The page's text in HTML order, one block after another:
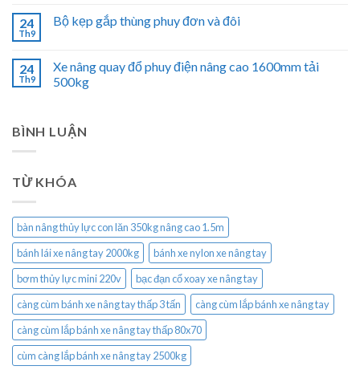
24
Th9
Bộ kẹp gắp thùng phuy đơn và đôi
24
Th9
Xe nâng quay đổ phuy điện nâng cao 1600mm tải
500kg
BÌNH LUẬN
TỪ KHÓA
bàn nâng thủy lực con lăn 350kg nâng cao 1.5m
bánh lái xe nâng tay 2000kg
bánh xe nylon xe nâng tay
bơm thủy lực mini 220v
bạc đạn cổ xoay xe nâng tay
càng cùm bánh xe nâng tay thấp 3 tấn
càng cùm lắp bánh xe nâng tay
càng cùm lắp bánh xe nâng tay thấp 80x70
cùm càng lắp bánh xe nâng tay 2500kg